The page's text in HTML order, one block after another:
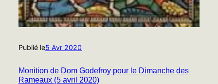
Publié le5 Avr 2020
Monition de Dom Godefroy pour le Dimanche des
Rameaux (5 avril 2020)